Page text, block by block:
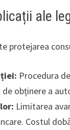
ale
protejarea
Procedura
obținere a
Limitarea
Costul